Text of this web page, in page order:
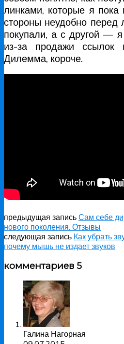
линками, которые я
стороны неудобно перед
покупали, а с другой —
из-за продажи ссылок
Дилемма, короче.
предыдущая запись Сам себе
нового поколения. Отзывы
следующая запись Как убрать
почему мышь не издает звуков
комментариев 5
Галина Нагорная